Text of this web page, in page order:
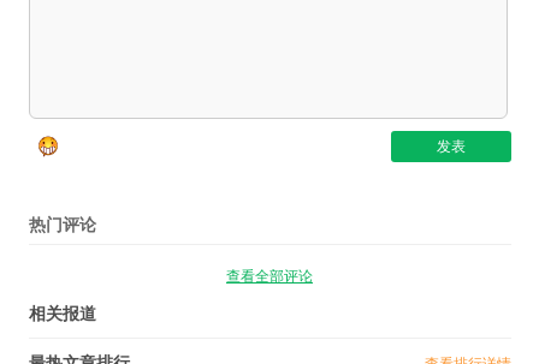
热门评论
查看全部评论
相关报道